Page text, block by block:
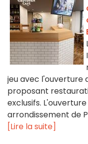
jeu avec l'ouverture
proposant
exclusifs.
arrondissement de
[Lire la suite]